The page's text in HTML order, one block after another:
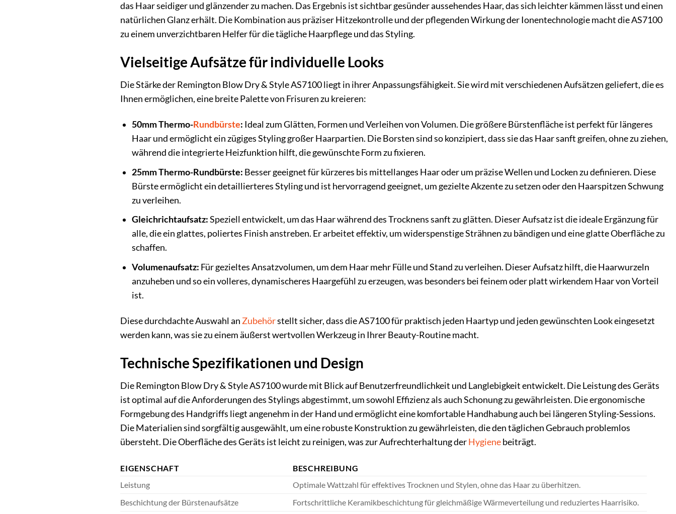
das Haar seidiger und glänzender zu machen. Das Ergebnis ist sichtbar gesünder aussehendes Haar, das sich leichter kämmen lässt und einen
natürlichen Glanz erhält. Die Kombination aus präziser Hitzekontrolle und der pflegenden Wirkung der Ionentechnologie macht die AS7100
zu einem unverzichtbaren Helfer für die tägliche Haarpflege und das Styling.
Vielseitige Aufsätze für individuelle Looks
Die Stärke der Remington Blow Dry & Style AS7100 liegt in ihrer Anpassungsfähigkeit. Sie wird mit verschiedenen Aufsätzen geliefert, die es
Ihnen ermöglichen, eine breite Palette von Frisuren zu kreieren:
50mm Thermo-Rundbürste: Ideal zum Glätten, Formen und Verleihen von Volumen. Die größere Bürstenfläche ist perfekt für längeres
Haar und ermöglicht ein zügiges Styling großer Haarpartien. Die Borsten sind so konzipiert, dass sie das Haar sanft greifen, ohne zu ziehen,
während die integrierte Heizfunktion hilft, die gewünschte Form zu fixieren.
25mm Thermo-Rundbürste: Besser geeignet für kürzeres bis mittellanges Haar oder um präzise Wellen und Locken zu definieren. Diese
Bürste ermöglicht ein detaillierteres Styling und ist hervorragend geeignet, um gezielte Akzente zu setzen oder den Haarspitzen Schwung
zu verleihen.
Gleichrichtaufsatz:Speziell entwickelt, um das Haar während des Trocknens sanft zu glätten. Dieser Aufsatz ist die ideale Ergänzung für
alle, die ein glattes, poliertes Finish anstreben. Er arbeitet effektiv, um widerspenstige Strähnen zu bändigen und eine glatte Oberfläche zu
schaffen.
Volumenaufsatz: Für gezieltes Ansatzvolumen, um dem Haar mehr Fülle und Stand zu verleihen. Dieser Aufsatz hilft, die Haarwurzeln
anzuheben und so ein volleres, dynamischeres Haargefühl zu erzeugen, was besonders bei feinem oder platt wirkendem Haar von Vorteil
ist.
Diese durchdachte Auswahl an Zubehörstellt sicher, dass die AS7100 für praktisch jeden Haartyp und jeden gewünschten Look eingesetzt
werden kann, was sie zu einem äußerst wertvollen Werkzeug in Ihrer Beauty-Routine macht.
Technische Spezifikationen und Design
Die Remington Blow Dry & Style AS7100 wurde mit Blick auf Benutzerfreundlichkeit und Langlebigkeit entwickelt. Die Leistung des Geräts
ist optimal auf die Anforderungen des Stylings abgestimmt, um sowohl Effizienz als auch Schonung zu gewährleisten. Die ergonomische
Formgebung des Handgriffs liegt angenehm in der Hand und ermöglicht eine komfortable Handhabung auch bei längeren Styling-Sessions.
Die Materialien sind sorgfältig ausgewählt, um eine robuste Konstruktion zu gewährleisten, die den täglichen Gebrauch problemlos
übersteht. Die Oberfläche des Geräts ist leicht zu reinigen, was zur Aufrechterhaltung derHygienebeiträgt.
EIGENSCHAFT
BESCHREIBUNG
Leistung
Optimale Wattzahl für effektives Trocknen und Stylen, ohne das Haar zu überhitzen.
Beschichtung der Bürstenaufsätze
Fortschrittliche Keramikbeschichtung für gleichmäßige Wärmeverteilung und reduziertes Haarrisiko.